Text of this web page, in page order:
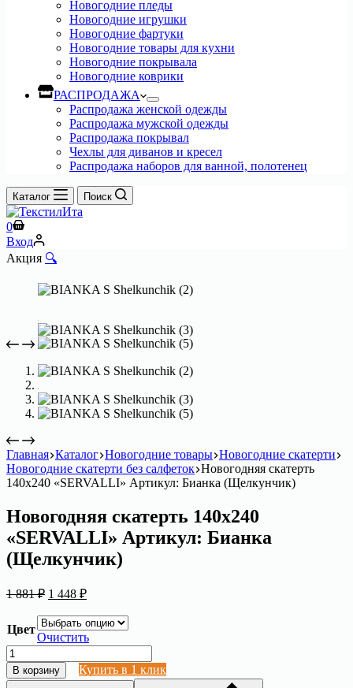
Новогодние пледы
Новогодние игрушки
Новогодние фартуки
Новогодние товары для кухни
Новогодние покрывала
Новогодние коврики
РАСПРОДАЖА
Распродажа женской одежды
Распродажа мужской одежды
Распродажа покрывал
Чехлы для диванов и кресел
Распродажа наборов для ванной, полотенец
Каталог Поиск
Корзина
0
Вход
Акция 🔍
Главная Каталог Новогодние товары Новогодние скатерти
Новогодние скатерти без салфеток Новогодняя скатерть
140х240 «SERVALLI» Артикул: Бианка (Щелкунчик)
Новогодняя скатерть 140х240
«SERVALLI» Артикул: Бианка
(Щелкунчик)
1 881₽ Первоначальная
составляла
1
881 ₽.
1 448 ₽Текущая
1
448 ₽.
Цвет
Очистить
Количество
товара
Новогодняя
В корзину Купить в 1 клик